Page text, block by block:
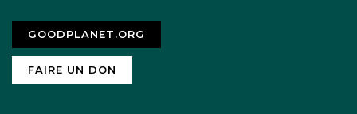
GOODPLANET.ORG
FAIRE UN DON